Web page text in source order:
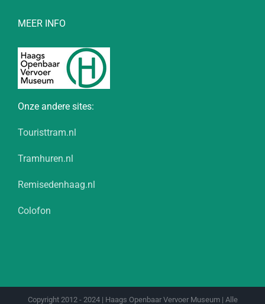
MEER INFO
Onze andere sites:
Touristtram.nl
Tramhuren.nl
Remisedenhaag.nl
Colofon
Copyright 2012 - 2024 | Haags Openbaar Vervoer Museum | Alle